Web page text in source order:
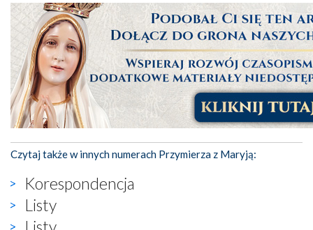
Czytaj także w innych numerach Przymierza z Maryją:
Korespondencja
Listy